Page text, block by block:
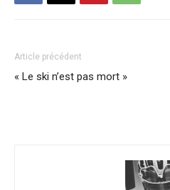
Article précédent
« Le ski n’est pas mort »